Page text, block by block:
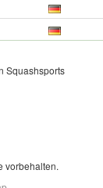
Squashsports
vorbehalten.